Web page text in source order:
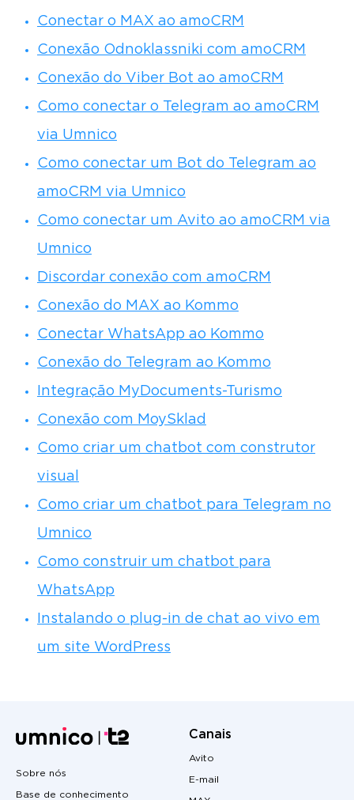
Conectar o MAX ao amoCRM
Conexão Odnoklassniki com amoCRM
Conexão do Viber Bot ao amoCRM
Como conectar o Telegram ao amoCRM
via Umnico
Como conectar um Bot do Telegram ao
amoCRM via Umnico
Como conectar um Avito ao amoCRM via
Umnico
Discordar conexão com amoCRM
Conexão do MAX ao Kommo
Conectar WhatsApp ao Kommo
Conexão do Telegram ao Kommo
Integração MyDocuments-Turismo
Conexão com MoySklad
Como criar um chatbot com construtor
visual
Como criar um chatbot para Telegram no
Umnico
Como construir um chatbot para
WhatsApp
Instalando o plug-in de chat ao vivo em
um site WordPress
Sobre nós
Base de conhecimento
Canais
Avito
E-mail